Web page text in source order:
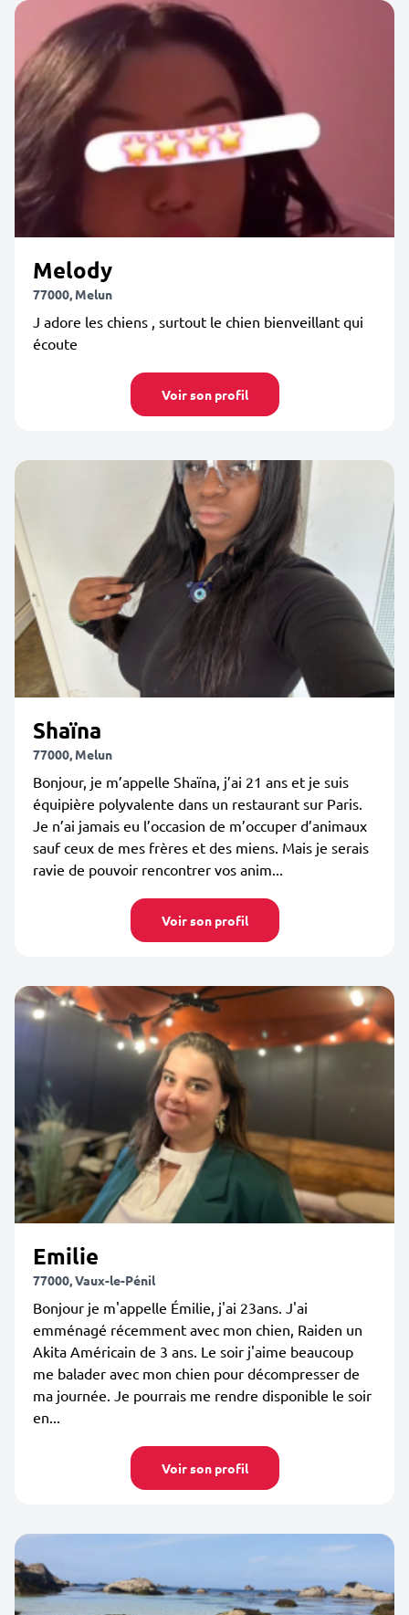
Melody
77000, Melun
J adore les chiens , surtout le chien bienveillant qui
écoute
Voir son profil
Shaïna
77000, Melun
Bonjour, je m’appelle Shaïna, j’ai 21 ans et je suis
équipière polyvalente dans un restaurant sur Paris.
Je n’ai jamais eu l’occasion de m’occuper d’animaux
sauf ceux de mes frères et des miens. Mais je serais
ravie de pouvoir rencontrer vos anim...
Voir son profil
Emilie
77000, Vaux-le-Pénil
Bonjour je m'appelle Émilie, j'ai 23ans. J'ai
emménagé récemment avec mon chien, Raiden un
Akita Américain de 3 ans. Le soir j'aime beaucoup
me balader avec mon chien pour décompresser de
ma journée. Je pourrais me rendre disponible le soir
en...
Voir son profil